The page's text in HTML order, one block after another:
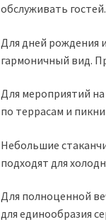
обслуживать гостей.
Для дней рождения
гармоничный вид.
Для мероприятий
по террасам и
Небольшие
подходят для
Для полноценной
для единообразия